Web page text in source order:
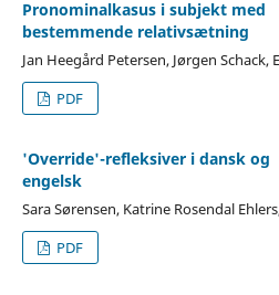
Pronominalkasus i subjekt med
bestemmende relativsætning
Jan Heegård Petersen, Jørgen Schack,
PDF
'Override'-refleksiver i dansk og
engelsk
Sara Sørensen, Katrine Rosendal
PDF